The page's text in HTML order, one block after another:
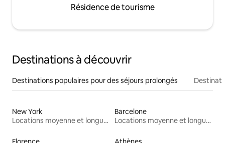
Résidence de tourisme
Destinations à découvrir
Destinations populaires pour des séjours prolongés
New York
Locations moyenne et longue durée
Barcelone
Locations moyenne et longue durée